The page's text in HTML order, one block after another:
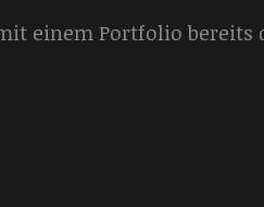
einem Portfolio bereits